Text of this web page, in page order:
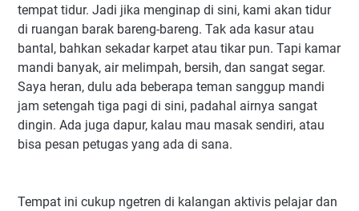
tempat tidur. Jadi jika menginap di sini, kami akan tidur
di ruangan barak bareng-bareng. Tak ada kasur atau
bantal, bahkan sekadar karpet atau tikar pun. Tapi kamar
mandi banyak, air melimpah, bersih, dan sangat segar.
Saya heran, dulu ada beberapa teman sanggup mandi
jam setengah tiga pagi di sini, padahal airnya sangat
dingin. Ada juga dapur, kalau mau masak sendiri, atau
bisa pesan petugas yang ada di sana.
Tempat ini cukup ngetren di kalangan aktivis pelajar dan